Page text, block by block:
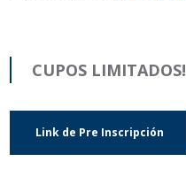
CUPOS LIMITADOS!
Link de Pre Inscripción